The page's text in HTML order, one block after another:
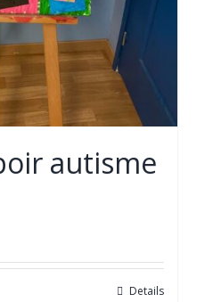
autisme
Details